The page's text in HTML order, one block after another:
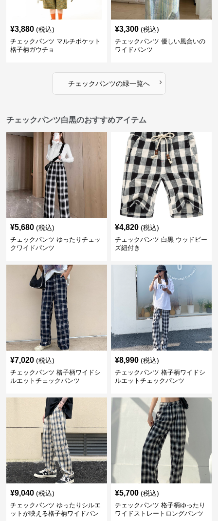
¥3,880 (税込)
チェックパンツ マルチポケット
格子柄ガウチョ
¥3,300 (税込)
チェックパンツ 優しい風合いの
ワイドパンツ
チェックパンツの緑一覧へ ›
チェックパンツ白黒のおすすめアイテム
¥5,680 (税込)
チェックパンツ ゆったりチェッ
クワイドパンツ
¥4,820 (税込)
チェックパンツ 白黒 ウッドビー
ズ紐付き
¥7,020 (税込)
チェックパンツ 格子柄ワイドシ
ルエットチェックパンツ
¥8,990 (税込)
チェックパンツ 格子柄ワイドシ
ルエットチェックパンツ
¥9,040 (税込)
チェックパンツ ゆったりシルエ
ットが映える格子柄ワイドパン
¥5,700 (税込)
チェックパンツ 格子柄ゆったり
ワイドストレートロングパンツ